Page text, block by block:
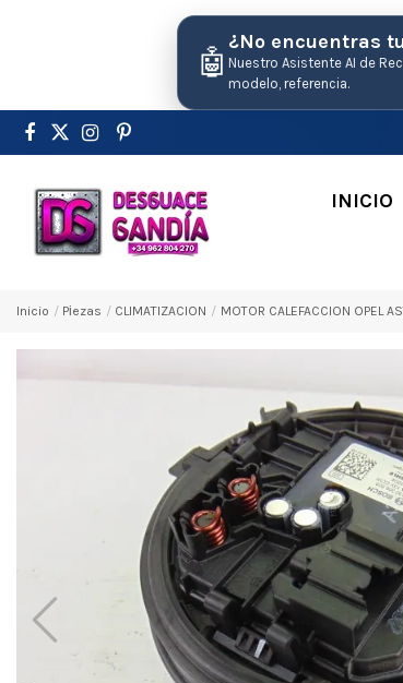
🤖
¿No encuentras
Nuestro Asistente AI de
modelo, referencia.
INICIO
Inicio Pіezas CLIMATIZACION MOTOR CALEFACCION OPEL